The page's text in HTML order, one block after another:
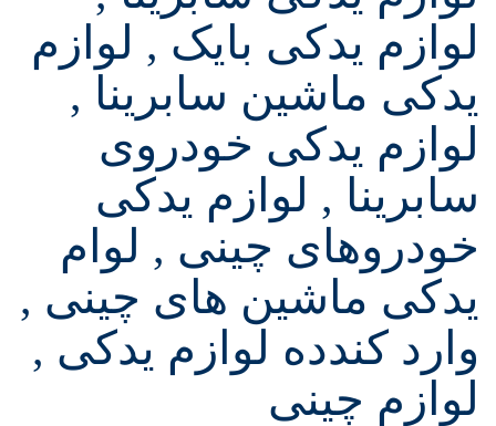
لوازم یدکی بایک , لوازم
یدکی ماشین سابرینا ,
لوازم یدکی خودروی
سابرینا , لوازم یدکی
خودروهای چینی , لوام
یدکی ماشین های چینی ,
وارد کندده لوازم یدکی ,
لوازم چینی